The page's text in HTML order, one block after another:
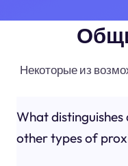
Некоторые из
What
other types of